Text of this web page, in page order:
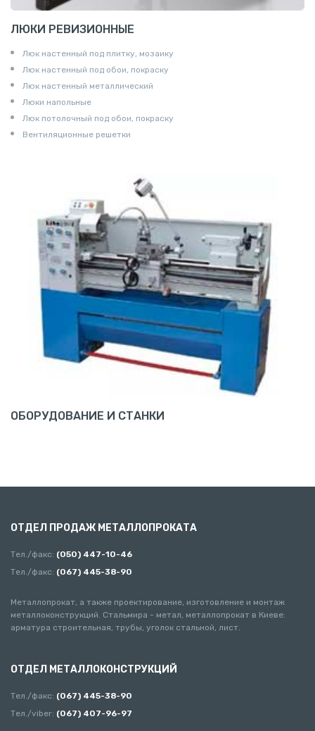
ЛЮКИ РЕВИЗИОННЫЕ
Люк настенный под плитку, мозаику
Люк настенный под обои, покраску
Люк настенный металлический
Люки напольные
Люк потолочный под обои, покраску
Вентиляционные решетки
ОБОРУДОВАНИЕ И СТАНКИ
ОТДЕЛ ПРОДАЖ МЕТАЛЛОПРОКАТА
Тел./факс: (050) 447-10-46
Тел./факс: (067) 445-38-90
Металлопрокат, а также проектирование, изготовление и монтаж
металлоконструкций. Стальмира - метал, металлопрокат в Киеве:
арматура строительная, трубы, уголок стальной, лист.
ОТДЕЛ МЕТАЛЛОКОНСТРУКЦИЙ
Тел./факс: (067) 445-38-90
Тел./viber: (067) 407-96-97